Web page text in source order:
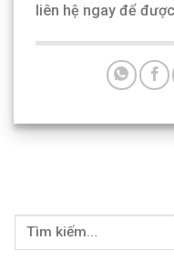
liên hệ ngay để